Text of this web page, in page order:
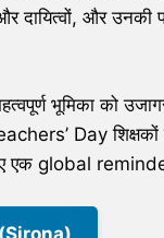
दायित्वों, और उनकी
भूमिका को
Day
एक global
(Sirona)